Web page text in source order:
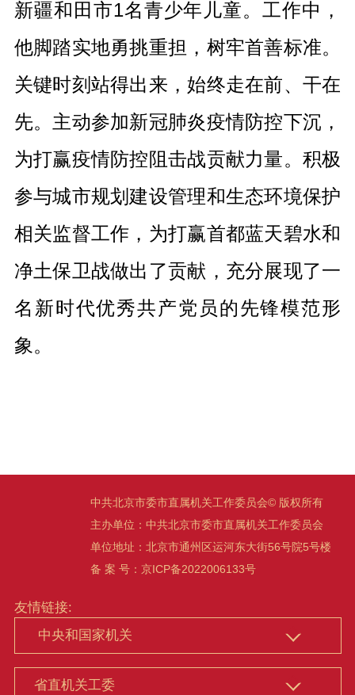
新疆和田市1名青少年儿童。工作中，
他脚踏实地勇挑重担，树牢首善标准。
关键时刻站得出来，始终走在前、干在
先。主动参加新冠肺炎疫情防控下沉，
为打赢疫情防控阻击战贡献力量。积极
参与城市规划建设管理和生态环境保护
相关监督工作，为打赢首都蓝天碧水和
净土保卫战做出了贡献，充分展现了一
名新时代优秀共产党员的先锋模范形
象。
中共北京市委市直属机关工作委员会© 版权所有
主办单位：中共北京市委市直属机关工作委员会
单位地址：北京市通州区运河东大街56号院5号楼
备 案 号：京ICP备2022006133号
友情链接: